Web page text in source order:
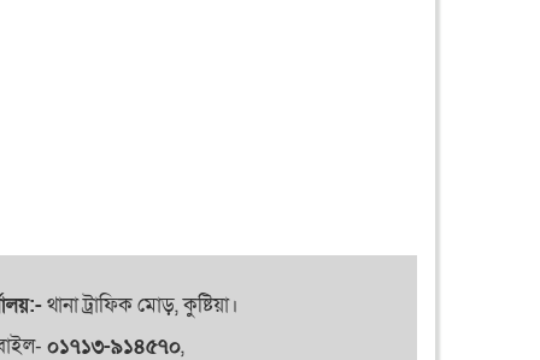
থানা ট্রাফিক মোড়, কুষ্টিয়া।
০১৭১৩-৯১৪৫৭০,